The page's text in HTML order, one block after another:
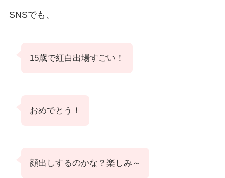
SNSでも、
15歳で紅白出場すごい！
おめでとう！
顔出しするのかな？楽しみ～